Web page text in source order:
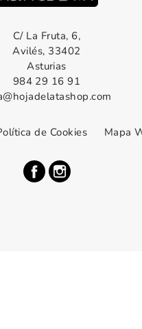
C/ La Fruta, 6,
Avilés, 33402
Asturias
984 29 16 91
de Cookies Mapa